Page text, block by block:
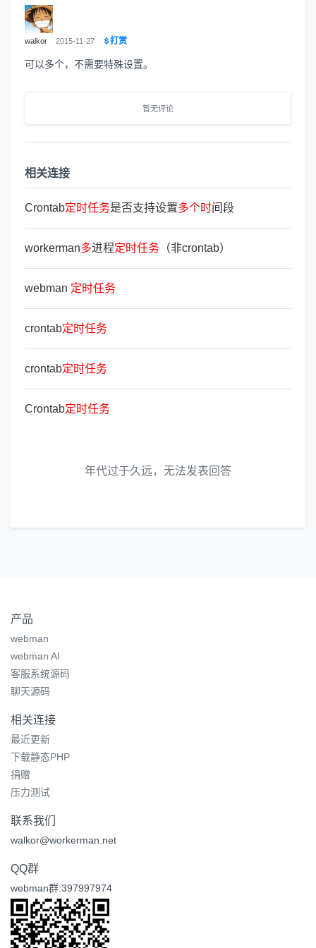
walkor 2015-11-27 打赏
可以多个，不需要特殊设置。
暂无评论
相关连接
Crontab定时任务是否支持设置多个时间段
workerman多进程定时任务 （非crontab）
webman 定时任务
crontab定时任务
crontab定时任务
Crontab定时任务
年代过于久远，无法发表回答
产品
webman
webman AI
客服系统源码
聊天源码
相关连接
最近更新
下载静态PHP
捐赠
压力测试
联系我们
walkor@workerman.net
QQ群
webman群:397997974